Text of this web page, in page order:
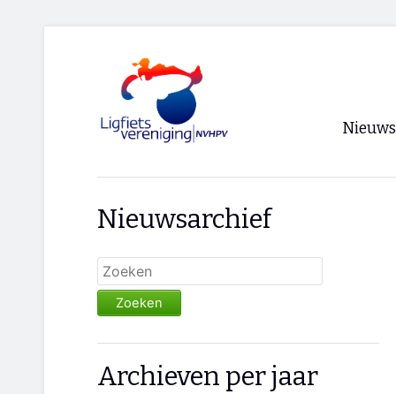
Nieuws
Nieuwsarchief
Zoeken
Archieven per jaar